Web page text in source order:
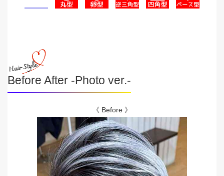
Before After -Photo ver.-
《 Before 》